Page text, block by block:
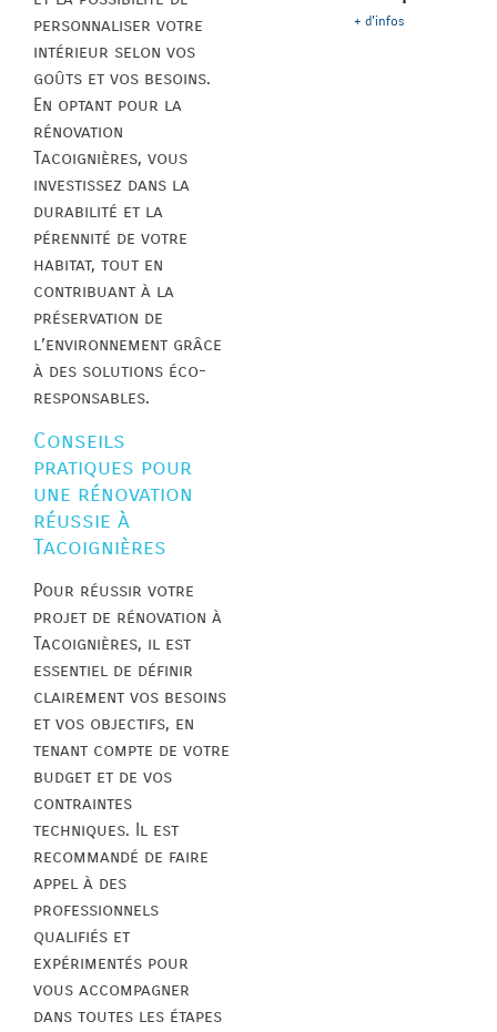
personnaliser votre
intérieur selon vos
goûts et vos besoins.
En optant pour la
rénovation
Tacoignières, vous
investissez dans la
durabilité et la
pérennité de votre
habitat, tout en
contribuant à la
préservation de
l’environnement grâce
à des solutions éco-
responsables.
Conseils
pratiques pour
une rénovation
réussie à
Tacoignières
Pour réussir votre
projet de rénovation à
Tacoignières, il est
essentiel de définir
clairement vos besoins
et vos objectifs, en
tenant compte de votre
budget et de vos
contraintes
techniques. Il est
recommandé de faire
appel à des
professionnels
qualifiés et
expérimentés pour
vous accompagner
dans toutes les étapes
+ d'infos